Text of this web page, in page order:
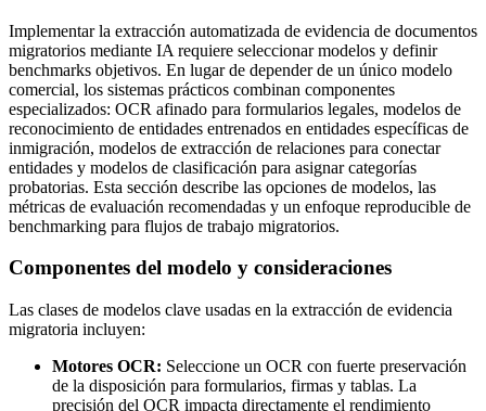
Implementar la extracción automatizada de evidencia de documentos
migratorios mediante IA requiere seleccionar modelos y definir
benchmarks objetivos. En lugar de depender de un único modelo
comercial, los sistemas prácticos combinan componentes
especializados: OCR afinado para formularios legales, modelos de
reconocimiento de entidades entrenados en entidades específicas de
inmigración, modelos de extracción de relaciones para conectar
entidades y modelos de clasificación para asignar categorías
probatorias. Esta sección describe las opciones de modelos, las
métricas de evaluación recomendadas y un enfoque reproducible de
benchmarking para flujos de trabajo migratorios.
Componentes del modelo y consideraciones
Las clases de modelos clave usadas en la extracción de evidencia
migratoria incluyen:
Motores OCR: Seleccione un OCR con fuerte preservación
de la disposición para formularios, firmas y tablas. La
precisión del OCR impacta directamente el rendimiento